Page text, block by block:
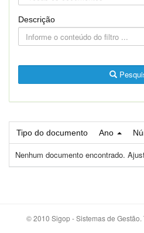
Descrição
Tipo do documento Ano
Nenhum documento encontrado.
© 2010 Sigop - Sistemas de